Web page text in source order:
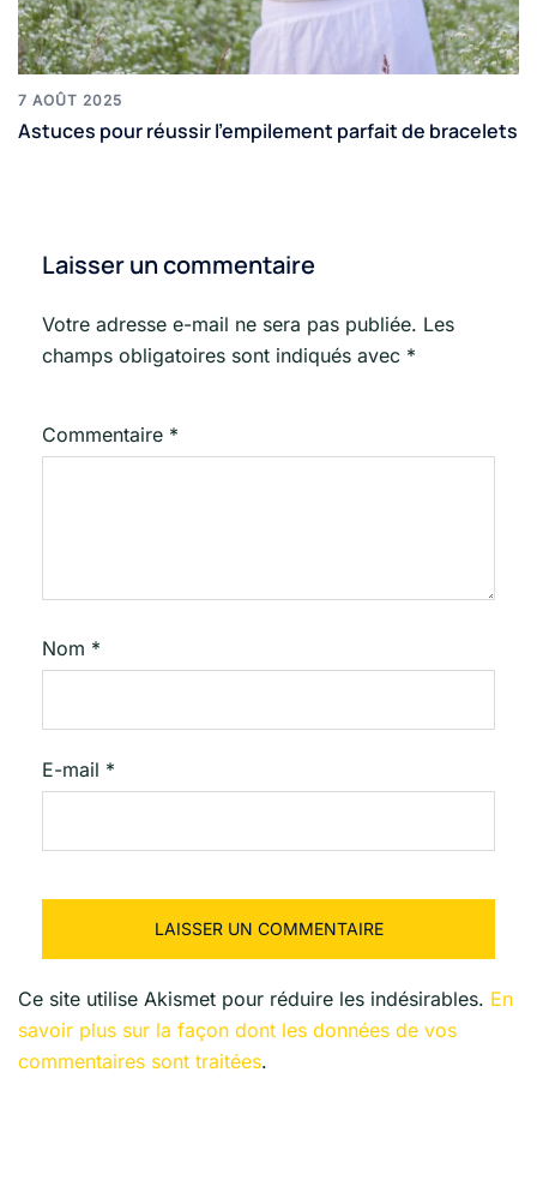
7 AOÛT 2025
Astuces pour réussir l’empilement parfait de bracelets
Laisser un commentaire
Votre adresse e-mail ne sera pas publiée. Les
champs obligatoires sont indiqués avec *
Commentaire *
Nom *
E-mail *
Ce site utilise Akismet pour réduire les indésirables. En
savoir plus sur la façon dont les données de vos
commentaires sont traitées.